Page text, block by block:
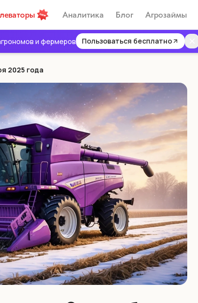
и фермеров Пользоваться бесплатно
Аналитика Блог Агрозаймы
2025 года